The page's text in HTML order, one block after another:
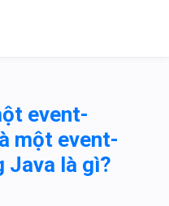
event-
một event-
Java là gì?